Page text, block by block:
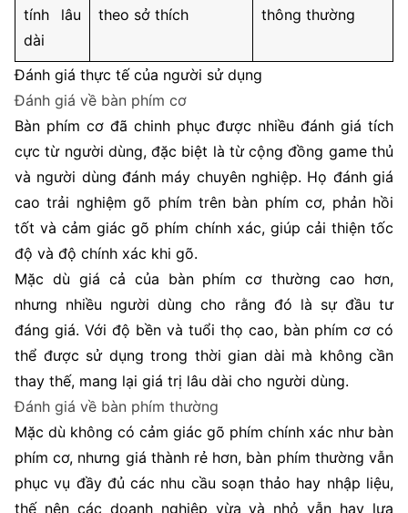
tính lâu
dài
theo sở thích
thông thường
Đánh giá thực tế của người sử dụng
Đánh giá về bàn phím cơ
Bàn phím cơ đã chinh phục được nhiều đánh giá tích
cực từ người dùng, đặc biệt là từ cộng đồng game thủ
và người dùng đánh máy chuyên nghiệp. Họ đánh giá
cao trải nghiệm gõ phím trên bàn phím cơ, phản hồi
tốt và cảm giác gõ phím chính xác, giúp cải thiện tốc
độ và độ chính xác khi gõ.
Mặc dù giá cả của bàn phím cơ thường cao hơn,
nhưng nhiều người dùng cho rằng đó là sự đầu tư
đáng giá. Với độ bền và tuổi thọ cao, bàn phím cơ có
thể được sử dụng trong thời gian dài mà không cần
thay thế, mang lại giá trị lâu dài cho người dùng.
Đánh giá về bàn phím thường
Mặc dù không có cảm giác gõ phím chính xác như bàn
phím cơ, nhưng giá thành rẻ hơn, bàn phím thường vẫn
phục vụ đầy đủ các nhu cầu soạn thảo hay nhập liệu,
thế nên các doanh nghiệp vừa và nhỏ vẫn hay lựa